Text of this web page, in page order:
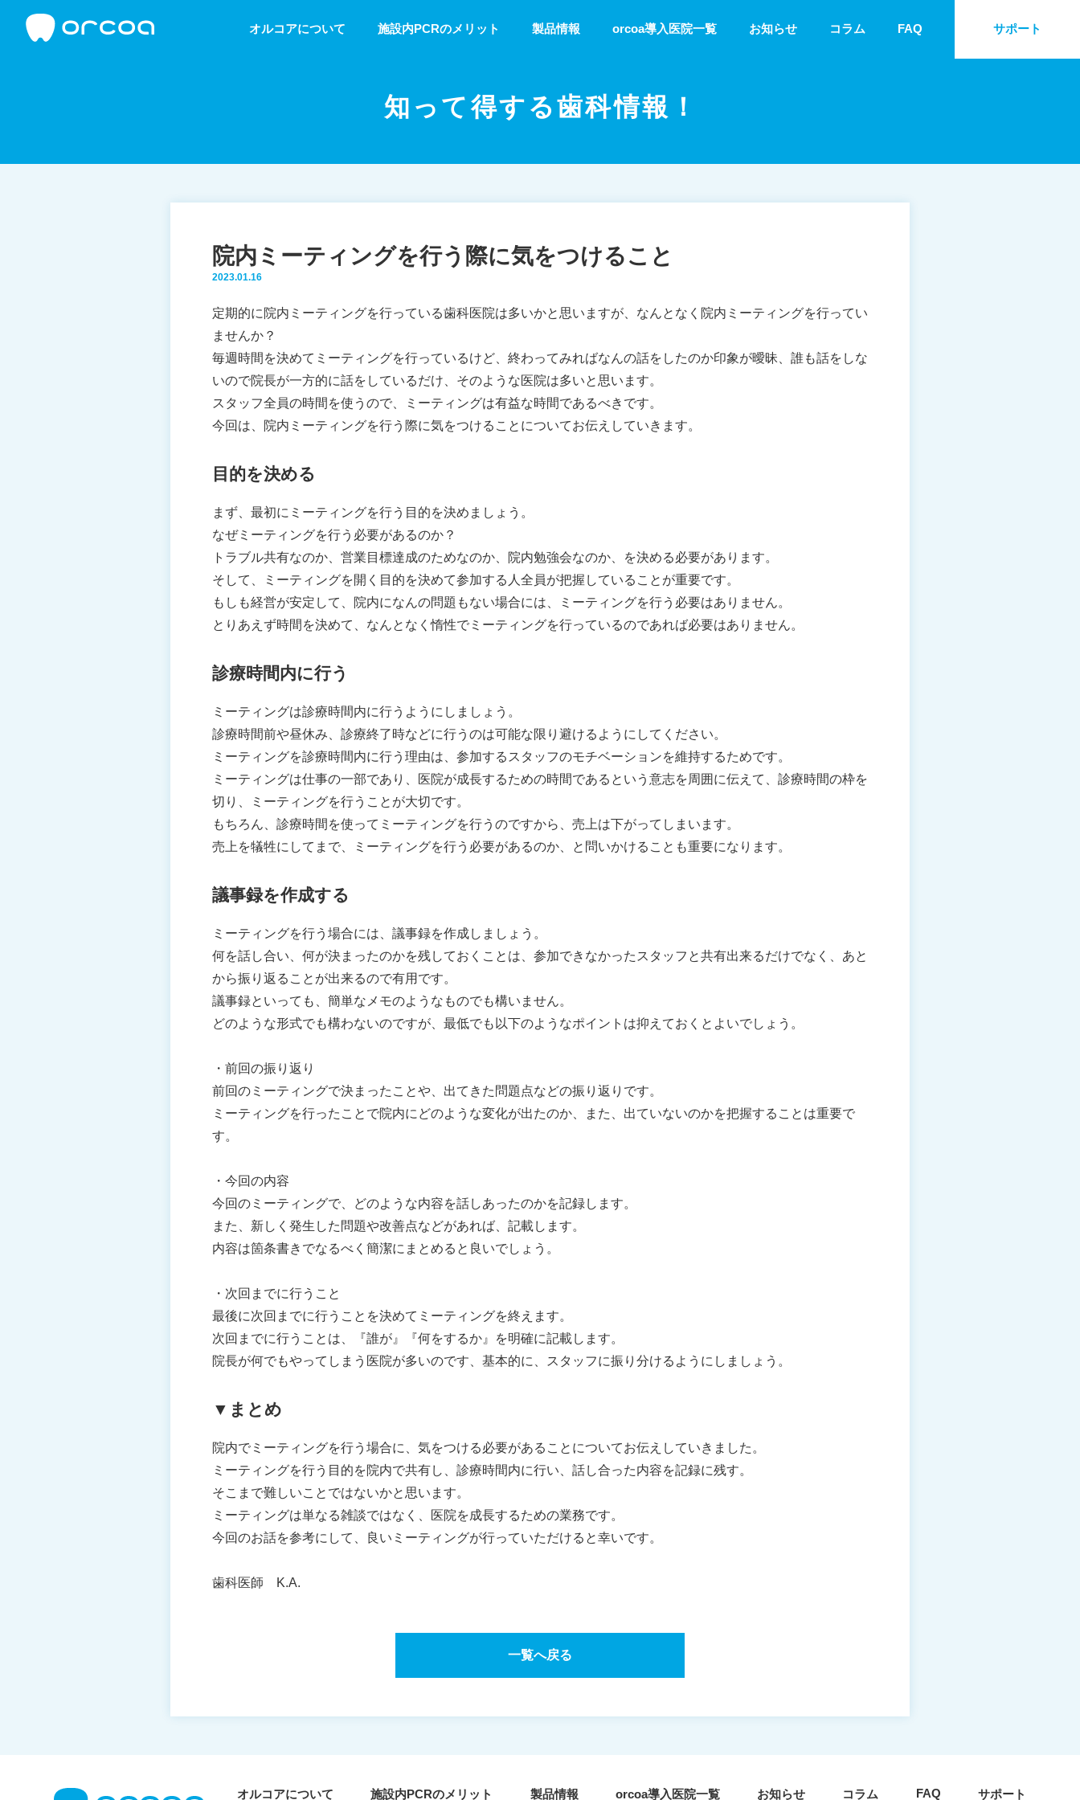
オルコアについて 施設内PCRのメリット 製品情報 orcoa導入医院一覧 お知らせ コラム FAQ サポート
知って得する歯科情報！
院内ミーティングを行う際に気をつけること
2023.01.16
定期的に院内ミーティングを行っている歯科医院は多いかと思いますが、なんとなく院内ミーティングを行ってい
ませんか？
毎週時間を決めてミーティングを行っているけど、終わってみればなんの話をしたのか印象が曖昧、誰も話をしな
いので院長が一方的に話をしているだけ、そのような医院は多いと思います。
スタッフ全員の時間を使うので、ミーティングは有益な時間であるべきです。
今回は、院内ミーティングを行う際に気をつけることについてお伝えしていきます。
目的を決める
まず、最初にミーティングを行う目的を決めましょう。
なぜミーティングを行う必要があるのか？
トラブル共有なのか、営業目標達成のためなのか、院内勉強会なのか、を決める必要があります。
そして、ミーティングを開く目的を決めて参加する人全員が把握していることが重要です。
もしも経営が安定して、院内になんの問題もない場合には、ミーティングを行う必要はありません。
とりあえず時間を決めて、なんとなく惰性でミーティングを行っているのであれば必要はありません。
診療時間内に行う
ミーティングは診療時間内に行うようにしましょう。
診療時間前や昼休み、診療終了時などに行うのは可能な限り避けるようにしてください。
ミーティングを診療時間内に行う理由は、参加するスタッフのモチベーションを維持するためです。
ミーティングは仕事の一部であり、医院が成長するための時間であるという意志を周囲に伝えて、診療時間の枠を
切り、ミーティングを行うことが大切です。
もちろん、診療時間を使ってミーティングを行うのですから、売上は下がってしまいます。
売上を犠牲にしてまで、ミーティングを行う必要があるのか、と問いかけることも重要になります。
議事録を作成する
ミーティングを行う場合には、議事録を作成しましょう。
何を話し合い、何が決まったのかを残しておくことは、参加できなかったスタッフと共有出来るだけでなく、あと
から振り返ることが出来るので有用です。
議事録といっても、簡単なメモのようなものでも構いません。
どのような形式でも構わないのですが、最低でも以下のようなポイントは抑えておくとよいでしょう。
・前回の振り返り
前回のミーティングで決まったことや、出てきた問題点などの振り返りです。
ミーティングを行ったことで院内にどのような変化が出たのか、また、出ていないのかを把握することは重要で
す。
・今回の内容
今回のミーティングで、どのような内容を話しあったのかを記録します。
また、新しく発生した問題や改善点などがあれば、記載します。
内容は箇条書きでなるべく簡潔にまとめると良いでしょう。
・次回までに行うこと
最後に次回までに行うことを決めてミーティングを終えます。
次回までに行うことは、『誰が』『何をするか』を明確に記載します。
院長が何でもやってしまう医院が多いのです、基本的に、スタッフに振り分けるようにしましょう。
▼まとめ
院内でミーティングを行う場合に、気をつける必要があることについてお伝えしていきました。
ミーティングを行う目的を院内で共有し、診療時間内に行い、話し合った内容を記録に残す。
そこまで難しいことではないかと思います。
ミーティングは単なる雑談ではなく、医院を成長するための業務です。
今回のお話を参考にして、良いミーティングが行っていただけると幸いです。
歯科医師 K.A.
一覧へ戻る
オルコアについて 施設内PCRのメリット 製品情報 orcoa導入医院一覧 お知らせ コラム FAQ サポート